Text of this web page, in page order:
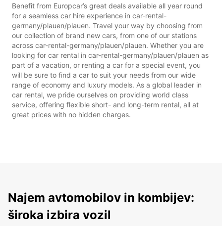
Benefit from Europcar’s great deals available all year round
for a seamless car hire experience in car-rental-
germany/plauen/plauen. Travel your way by choosing from
our collection of brand new cars, from one of our stations
across car-rental-germany/plauen/plauen. Whether you are
looking for car rental in car-rental-germany/plauen/plauen as
part of a vacation, or renting a car for a special event, you
will be sure to find a car to suit your needs from our wide
range of economy and luxury models. As a global leader in
car rental, we pride ourselves on providing world class
service, offering flexible short- and long-term rental, all at
great prices with no hidden charges.
Najem avtomobilov in kombijev:
široka izbira vozil